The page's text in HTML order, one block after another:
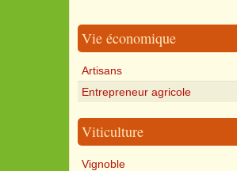
Vie économique
Artisans
Entrepreneur agricole
Viticulture
Vignoble